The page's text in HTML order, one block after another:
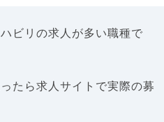
ビリの求人が多い職種で
たら求人サイトで実際の募